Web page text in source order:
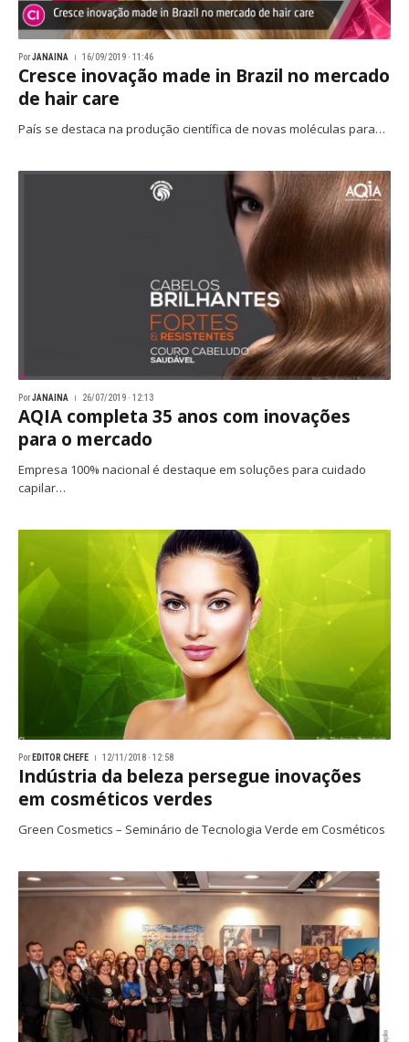
PorJANAINA 16/09/2019 · 11:46
Cresce inovação made in Brazil no mercado
de hair care
País se destaca na produção científica de novas moléculas para…
PorJANAINA 26/07/2019 · 12:13
AQIA completa 35 anos com inovações
para o mercado
Empresa 100% nacional é destaque em soluções para cuidado
capilar…
Por EDITOR CHEFE 12/11/2018 · 12:58
Indústria da beleza persegue inovações
em cosméticos verdes
Green Cosmetics – Seminário de Tecnologia Verde em Cosméticos